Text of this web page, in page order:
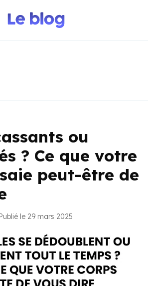
ou
? Ce que votre
peut-être de
le 29 mars 2025